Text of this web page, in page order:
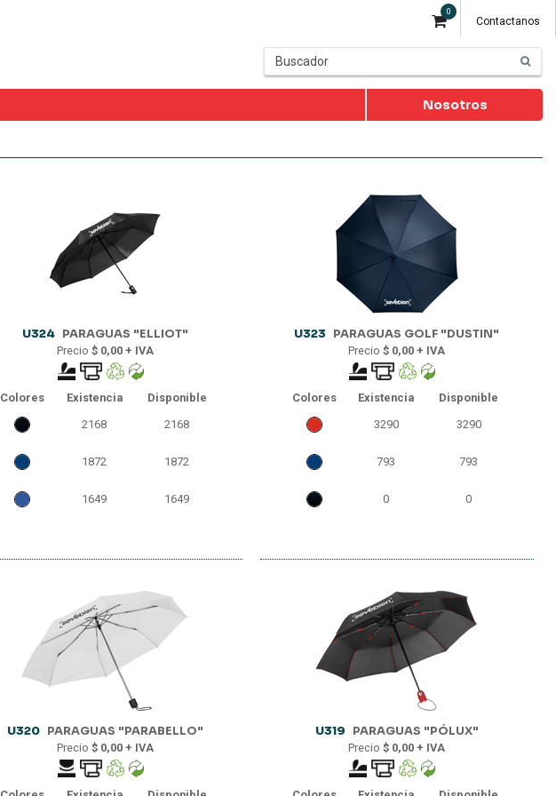
0
Contactanos
Nosotros
U324 PARAGUAS "ELLIOT"
Precio $ 0,00 + IVA
Colores Existencia
Disponible
2168
2168
1872 1872
1649 1649
U323 PARAGUAS GOLF "DUSTIN"
Precio $ 0,00 + IVA
Colores Existencia
Disponible
3290
3290
793 793
0 0
U320 PARAGUAS "PARABELLO"
Precio $ 0,00 + IVA
U319 PARAGUAS "PÓLUX"
Precio $ 0,00 + IVA